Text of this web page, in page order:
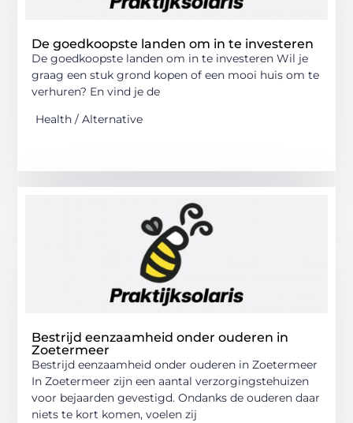
De goedkoopste landen om in te investeren
De goedkoopste landen om in te investeren Wil je
graag een stuk grond kopen of een mooi huis om te
verhuren? En vind je de
Health / Alternative
Bestrijd eenzaamheid onder ouderen in
Zoetermeer
Bestrijd eenzaamheid onder ouderen in Zoetermeer
In Zoetermeer zijn een aantal verzorgingstehuizen
voor bejaarden gevestigd. Ondanks de ouderen daar
niets te kort komen, voelen zij